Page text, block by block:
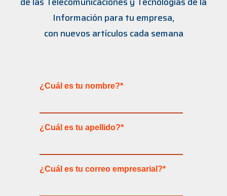
Información para tu empresa,
con nuevos artículos cada semana